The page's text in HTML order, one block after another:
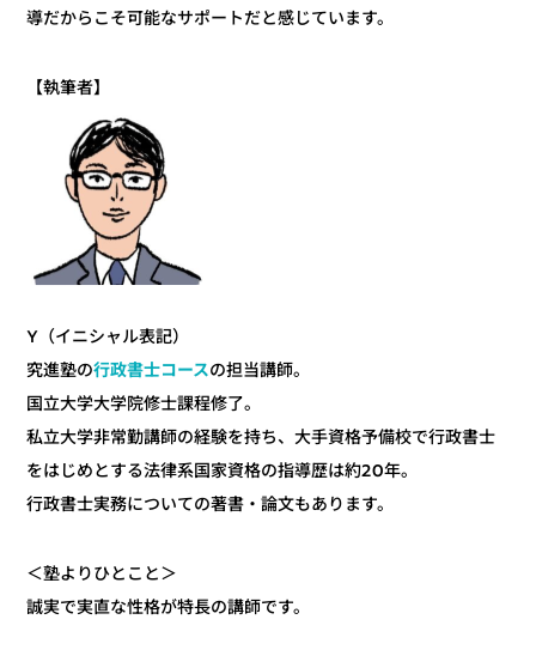
導だからこそ可能なサポートだと感じています。
【執筆者】
Y（イニシャル表記）
究進塾の行政書士コースの担当講師。
国立大学大学院修士課程修了。
私立大学非常勤講師の経験を持ち、大手資格予備校で行政書士
をはじめとする法律系国家資格の指導歴は約20年。
行政書士実務についての著書・論文もあります。
＜塾よりひとこと＞
誠実で実直な性格が特長の講師です。